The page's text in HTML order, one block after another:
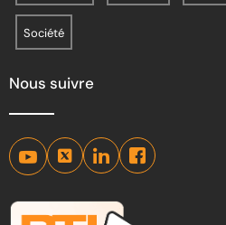
Société
Nous suivre